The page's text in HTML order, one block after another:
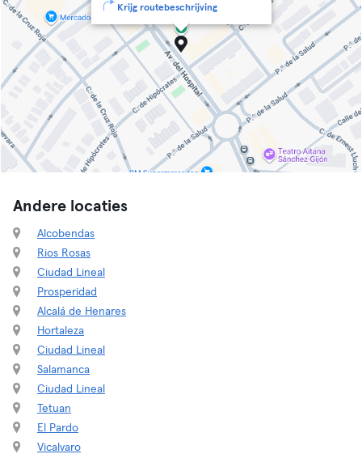
Krijg routebeschrijving
Andere locaties
Alcobendas
Rios Rosas
Ciudad Lineal
Prosperidad
Alcalá de Henares
Hortaleza
Ciudad Lineal
Salamanca
Ciudad Lineal
Tetuan
El Pardo
Vicalvaro